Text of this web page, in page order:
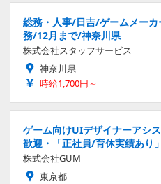
総務・人事/日吉/ゲームメー
務/12月まで/神奈川県
株式会社スタッフサービス
神奈川県
時給1,700円～
ゲーム向けUIデザイナーアシ
歓迎・「正社員/育休実績あり
株式会社GUM
東京都